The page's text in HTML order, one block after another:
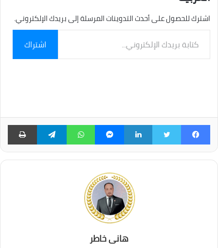
اشترك للحصول على أحدث التدوينات المرسلة إلى بريدك الإلكتروني.
بريدك
الإلكتروني...
اشتراك
فيسبوك لينكدإن ماسنجر واتساب تيلقرام
هانى خاطر